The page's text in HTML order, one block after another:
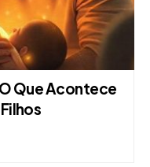
Que Acontece